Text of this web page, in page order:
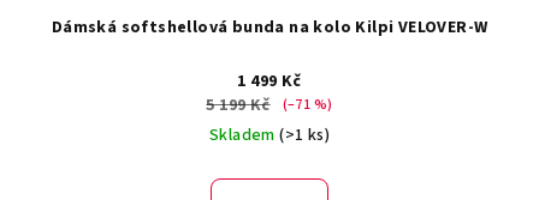
Dámská softshellová bunda na kolo Kilpi VELOVER-W
1 499 Kč
5 199 Kč
(–71 %)
Skladem(>1 ks)